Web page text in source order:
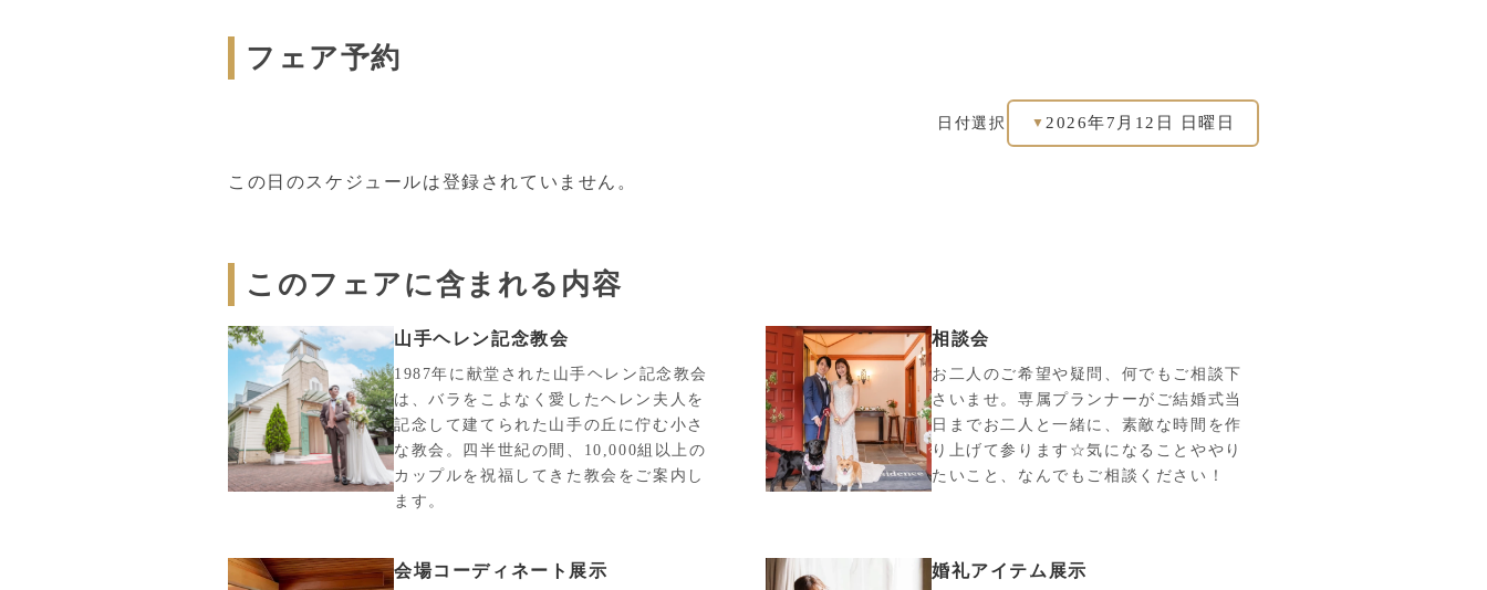
フェア予約
日付選択 ▼ 2026年7月12日 日曜日
この日のスケジュールは登録されていません。
このフェアに含まれる内容
山手ヘレン記念教会
1987年に献堂された山手ヘレン記念教会
は、バラをこよなく愛したヘレン夫人を
記念して建てられた山手の丘に佇む小さ
な教会。四半世紀の間、10,000組以上の
カップルを祝福してきた教会をご案内し
ます。
相談会
お二人のご希望や疑問、何でもご相談下
さいませ。専属プランナーがご結婚式当
日までお二人と一緒に、素敵な時間を作
り上げて参ります☆気になることややり
たいこと、なんでもご相談ください！
会場コーディネート展示 婚礼アイテム展示